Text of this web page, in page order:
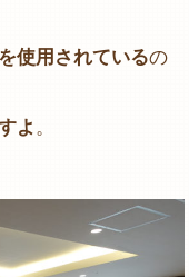
使用されているの
よ。